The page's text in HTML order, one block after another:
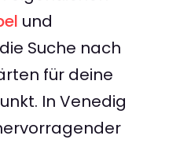
und
Suche nach
für deine
In Venedig